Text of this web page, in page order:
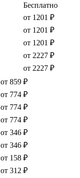
Бесплатно
от 1201 ₽
от 1201 ₽
от 1201 ₽
от 2227 ₽
от 2227 ₽
от 859 ₽
от 774 ₽
от 774 ₽
от 774 ₽
от 346 ₽
от 346 ₽
от 158 ₽
от 312 ₽